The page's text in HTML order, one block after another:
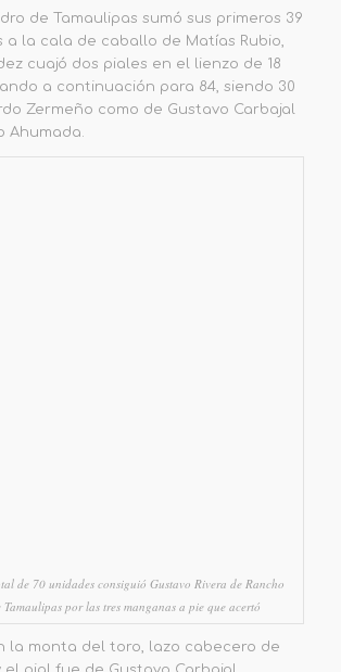
de Tamaulipas sumó sus primeros 39
a la cala de caballo de Matías Rubio,
cuajó dos piales en el lienzo de 18
a continuación para 84, siendo 30
Zermeño como de Gustavo Carbajal
Ahumada.
de 70 unidades consiguió Gustavo Rivera de Rancho
por las tres manganas a pie que acertó
la monta del toro, lazo cabecero de